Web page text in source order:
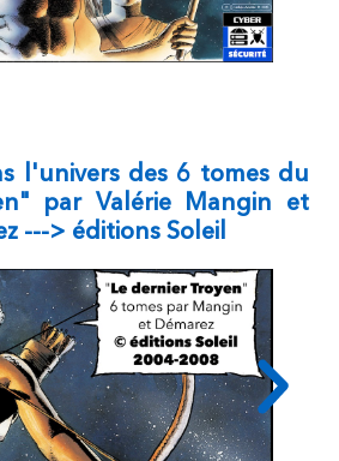
l'univers des 6 tomes du
par Valérie Mangin et
---> éditions Soleil